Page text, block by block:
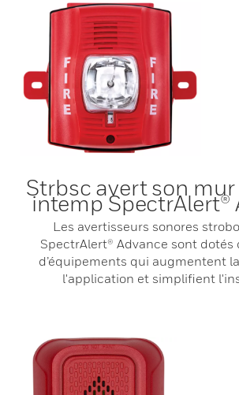
Strbsc avert son mur
intemp SpectrAlert®
Les avertisseurs sonores
SpectrAlert® Advance sont dotés
d’équipements qui augmentent
l'application et simplifient